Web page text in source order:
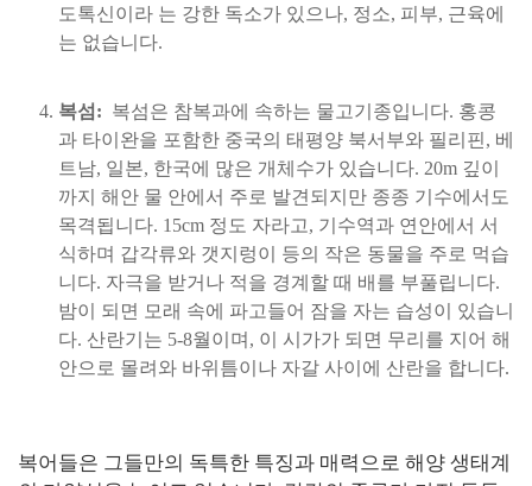
도톡신이라 는 강한 독소가 있으나, 정소, 피부, 근육에
는 없습니다.
복섬: 복섬은 참복과에 속하는 물고기종입니다. 홍콩
과 타이완을 포함한 중국의 태평양 북서부와 필리핀, 베
트남, 일본, 한국에 많은 개체수가 있습니다. 20m 깊이
까지 해안 물 안에서 주로 발견되지만 종종 기수에서도
목격됩니다. 15cm 정도 자라고, 기수역과 연안에서 서
식하며 갑각류와 갯지렁이 등의 작은 동물을 주로 먹습
니다. 자극을 받거나 적을 경계할 때 배를 부풀립니다.
밤이 되면 모래 속에 파고들어 잠을 자는 습성이 있습니
다. 산란기는 5-8월이며, 이 시가가 되면 무리를 지어 해
안으로 몰려와 바위틈이나 자갈 사이에 산란을 합니다.
복어들은 그들만의 독특한 특징과 매력으로 해양 생태계